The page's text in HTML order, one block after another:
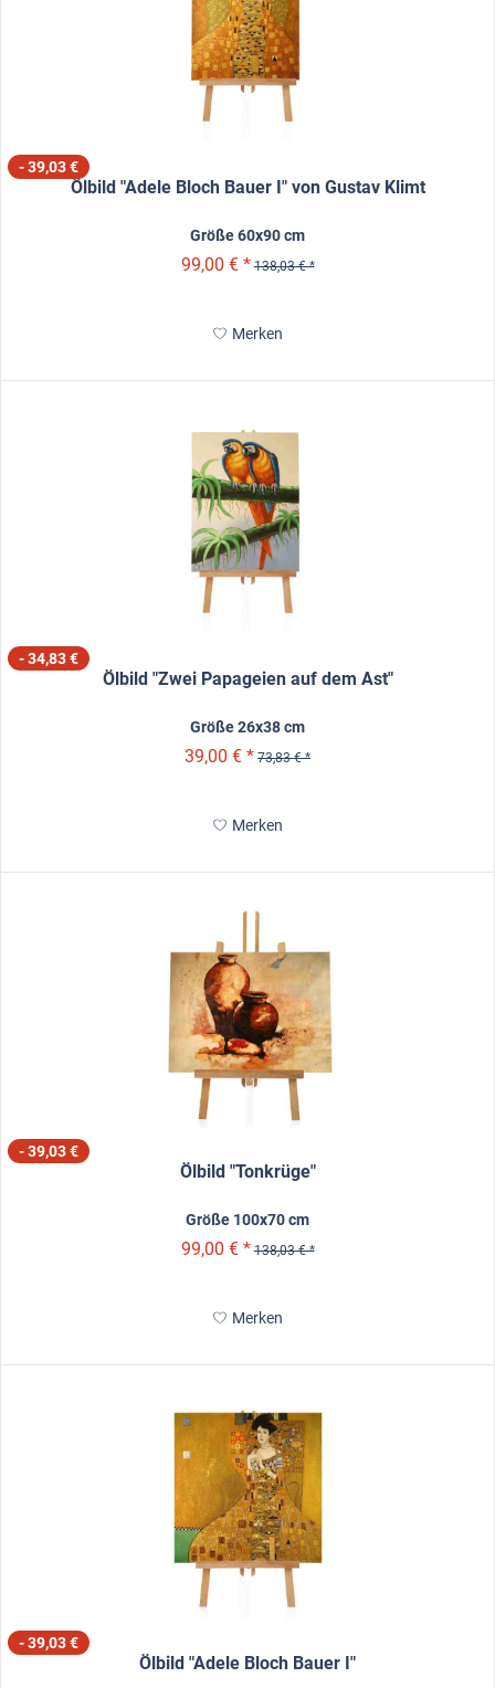
- 39,03 €
Ölbild "Adele Bloch Bauer I" von Gustav Klimt
Größe 60x90 cm
99,00 € * 138,03 € *
Merken
- 34,83 €
Ölbild "Zwei Papageien auf dem Ast"
Größe 26x38 cm
39,00 € * 73,83 € *
Merken
- 39,03 €
Ölbild "Tonkrüge"
Größe 100x70 cm
99,00 € * 138,03 € *
Merken
- 39,03 €
Ölbild "Adele Bloch Bauer I"